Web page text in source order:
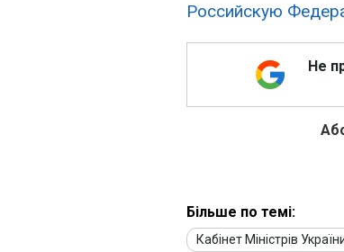
Российскую
Не
Більше по темі:
Кабінет Міністрів